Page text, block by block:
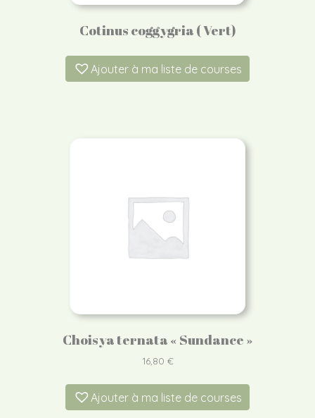
Cotinus coggygria ( Vert)
Ajouter à ma liste de courses
Choisya ternata « Sundance »
16,80 €
Ajouter à ma liste de courses